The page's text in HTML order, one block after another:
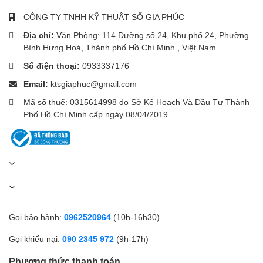
Lợi ích:
Không cần mang thêm dây sạc.
Thiết kế gọn gàng khi mang theo.
Hai dây cáp được thiết kế bền bỉ, chịu được nhiều lần uốn cong
Sạc cùng lúc tối đa 4 thiết bị
CÔNG TY TNHH KỸ THUẬT SỐ GIA PHÚC
Địa chỉ: Văn Phòng: 114 Đường số 24, Khu phố 24, Phường
Bình Hưng Hoà, Thành phố Hồ Chí Minh , Việt Nam
Số điện thoại: 0933337176
Email: ktsgiaphuc@gmail.com
Mã số thuế: 0315614998 do Sở Kế Hoạch Và Đầu Tư Thành
Phố Hồ Chí Minh cấp ngày 08/04/2019
Gọi bảo hành: 0962520964 (10h-16h30)
Gọi khiếu nại: 090 2345 972 (9h-17h)